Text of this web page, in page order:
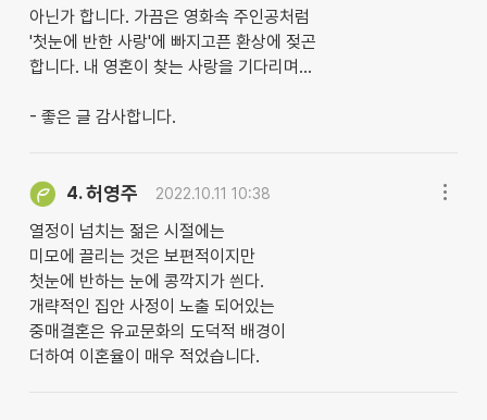
아닌가 합니다. 가끔은 영화속 주인공처럼
'첫눈에 반한 사랑'에 빠지고픈 환상에 젖곤
합니다. 내 영혼이 찾는 사랑을 기다리며...
- 좋은 글 감사합니다.
4.허영주 2022.10.11 10:38
열정이 넘치는 젊은 시절에는
미모에 끌리는 것은 보편적이지만
첫눈에 반하는 눈에 콩깍지가 씐다.
개략적인 집안 사정이 노출 되어있는
중매결혼은 유교문화의 도덕적 배경이
더하여 이혼율이 매우 적었습니다.